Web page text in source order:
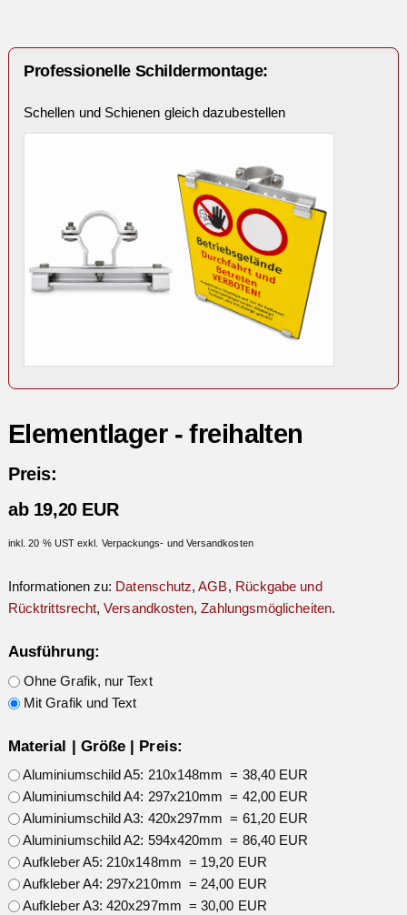
Professionelle Schildermontage:
Schellen und Schienen gleich dazubestellen
Elementlager - freihalten
Preis:
ab 19,20 EUR
inkl. 20 % UST exkl. Verpackungs- und Versandkosten
Informationen zu: Datenschutz,AGB, Rückgabe und
Rücktrittsrecht,Versandkosten,Zahlungsmöglicheiten.
Ausführung:
Ohne Grafik, nur Text
Mit Grafik und Text
Material | Größe | Preis:
Aluminiumschild A5: 210x148mm = 38,40 EUR
Aluminiumschild A4: 297x210mm = 42,00 EUR
Aluminiumschild A3: 420x297mm = 61,20 EUR
Aluminiumschild A2: 594x420mm = 86,40 EUR
Aufkleber A5: 210x148mm = 19,20 EUR
Aufkleber A4: 297x210mm = 24,00 EUR
Aufkleber A3: 420x297mm = 30,00 EUR